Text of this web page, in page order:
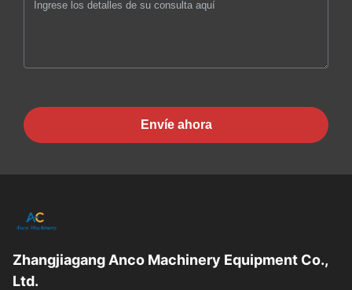
Envíe ahora
Zhangjiagang Anco Machinery Equipment Co.,
Ltd.